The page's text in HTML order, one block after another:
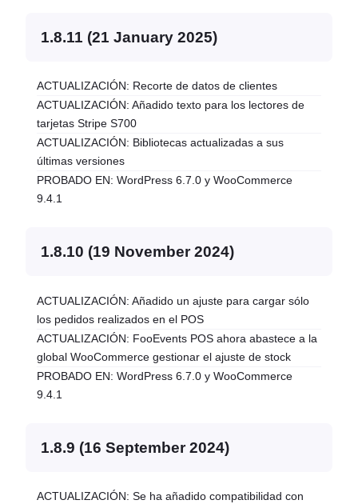
1.8.11 (21 January 2025)
ACTUALIZACIÓN: Recorte de datos de clientes
ACTUALIZACIÓN: Añadido texto para los lectores de
tarjetas Stripe S700
ACTUALIZACIÓN: Bibliotecas actualizadas a sus
últimas versiones
PROBADO EN: WordPress 6.7.0 y WooCommerce
9.4.1
1.8.10 (19 November 2024)
ACTUALIZACIÓN: Añadido un ajuste para cargar sólo
los pedidos realizados en el POS
ACTUALIZACIÓN: FooEvents POS ahora abastece a la
global WooCommerce gestionar el ajuste de stock
PROBADO EN: WordPress 6.7.0 y WooCommerce
9.4.1
1.8.9 (16 September 2024)
ACTUALIZACIÓN: Se ha añadido compatibilidad con